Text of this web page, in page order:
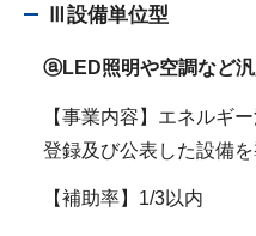
Ⅲ設備単位型
ⓐLED照明や空調など
【事業内容】エネルギ
登録及び公表した設備
【補助率】1/3以内